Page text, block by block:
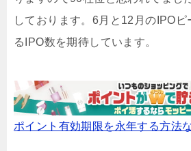
しております。6月と12月のIPOピ
るIPO数を期待しています。
ポイント有効期限を永年する方法